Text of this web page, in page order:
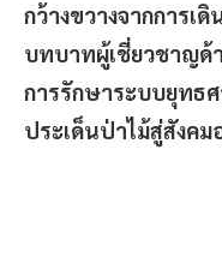
กว้างขวางจากการเ
บทบาทผู้เชี่ยวชาญด้
การรักษาระบบยุทธ
ประเด็นป่าไม้สู่สังคม